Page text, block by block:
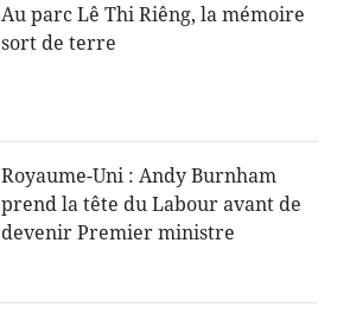
Au parc Lê Thi Riêng, la mémoire
sort de terre
Royaume-Uni : Andy Burnham
prend la tête du Labour avant de
devenir Premier ministre